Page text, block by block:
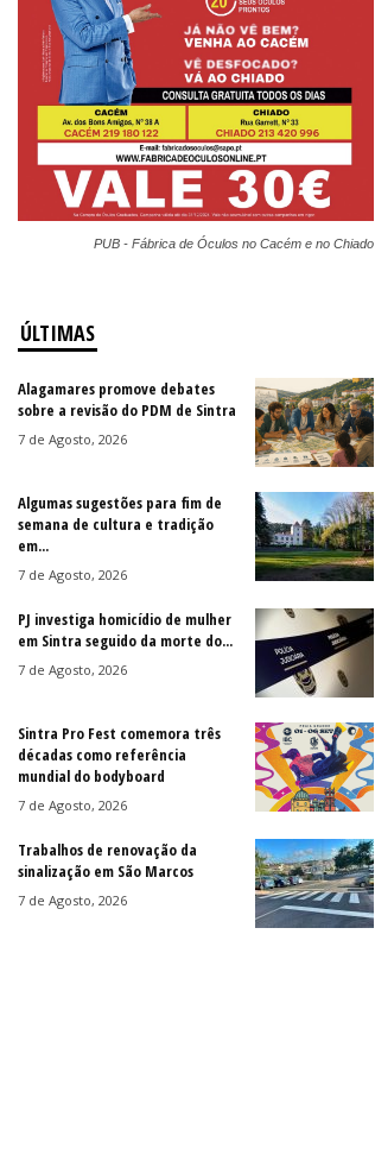
PUB - Fábrica de Óculos no Cacém e no Chiado
ÚLTIMAS
Alagamares promove debates
sobre a revisão do PDM de Sintra
7 de Agosto, 2026
Algumas sugestões para fim de
semana de cultura e tradição
em...
7 de Agosto, 2026
PJ investiga homicídio de mulher
em Sintra seguido da morte do...
7 de Agosto, 2026
Sintra Pro Fest comemora três
décadas como referência
mundial do bodyboard
7 de Agosto, 2026
Trabalhos de renovação da
sinalização em São Marcos
7 de Agosto, 2026